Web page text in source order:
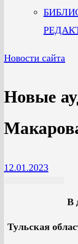
Новости сайта
Новые
12.01.2023
В
Тульская